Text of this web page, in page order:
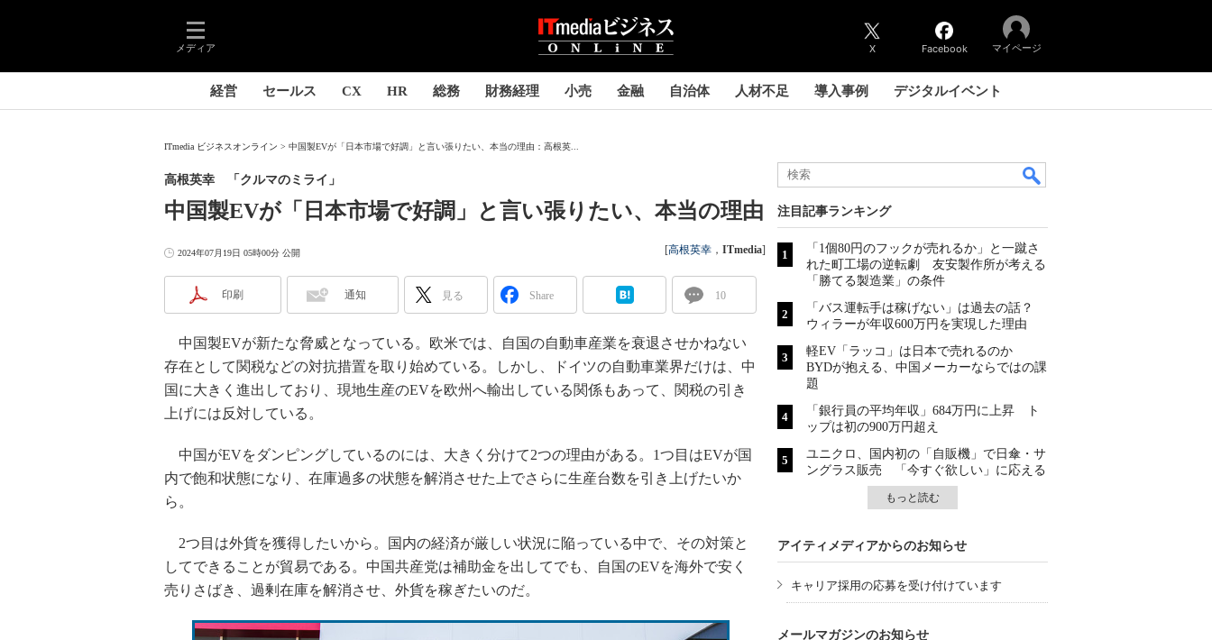
メディア X Facebook マイページ
経営 セールス CX HR 総務 財務経理 小売 金融 自治体 人材不足 導入事例 デジタルイベント
ITmedia ビジネスオンライン 中国製EVが「日本市場で好調」と言い張りたい、本当の理由：高根英...
中国製EVが「日本市場で好調」と言い張りたい、本当の理由
高根英幸 「クルマのミライ」
2024年07月19日 05時00分 公開 [高根英幸 ， ITmedia]
印刷 通知 見る Share 10
中国製EVが新たな脅威となっている。欧米では、自国の自動車産業を衰退させかねない
存在として関税などの対抗措置を取り始めている。しかし、ドイツの自動車業界だけは、中
国に大きく進出しており、現地生産のEVを欧州へ輸出している関係もあって、関税の引き
上げには反対している。
中国がEVをダンピングしているのには、大きく分けて2つの理由がある。1つ目はEVが国
内で飽和状態になり、在庫過多の状態を解消させた上でさらに生産台数を引き上げたいか
ら。
2つ目は外貨を獲得したいから。国内の経済が厳しい状況に陥っている中で、その対策と
してできることが貿易である。中国共産党は補助金を出してでも、自国のEVを海外で安く
売りさばき、過剰在庫を解消させ、外貨を稼ぎたいのだ。
注目記事ランキング
「1個80円のフックが売れるか」と一蹴さ
れた町工場の逆転劇 友安製作所が考える
「勝てる製造業」の条件
「バス運転手は稼げない」は過去の話？
ウィラーが年収600万円を実現した理由
軽EV「ラッコ」は日本で売れるのか
BYDが抱える、中国メーカーならではの課
題
「銀行員の平均年収」684万円に上昇 ト
ップは初の900万円超え
ユニクロ、国内初の「自販機」で日傘・サ
ングラス販売 「今すぐ欲しい」に応える
もっと読む
アイティメディアからのお知らせ
キャリア採用の応募を受け付けています
メールマガジンのお知らせ